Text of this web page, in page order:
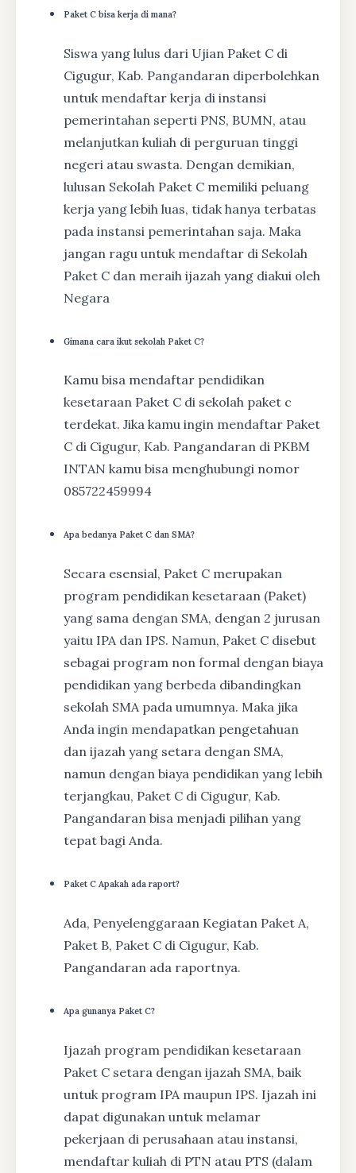
Paket C bisa kerja di mana?
Siswa yang lulus dari Ujian Paket C di
Cigugur, Kab. Pangandaran diperbolehkan
untuk mendaftar kerja di instansi
pemerintahan seperti PNS, BUMN, atau
melanjutkan kuliah di perguruan tinggi
negeri atau swasta. Dengan demikian,
lulusan Sekolah Paket C memiliki peluang
kerja yang lebih luas, tidak hanya terbatas
pada instansi pemerintahan saja. Maka
jangan ragu untuk mendaftar di Sekolah
Paket C dan meraih ijazah yang diakui oleh
Negara
Gimana cara ikut sekolah Paket C?
Kamu bisa mendaftar pendidikan
kesetaraan Paket C di sekolah paket c
terdekat. Jika kamu ingin mendaftar Paket
C di Cigugur, Kab. Pangandaran di PKBM
INTAN kamu bisa menghubungi nomor
085722459994
Apa bedanya Paket C dan SMA?
Secara esensial, Paket C merupakan
program pendidikan kesetaraan (Paket)
yang sama dengan SMA, dengan 2 jurusan
yaitu IPA dan IPS. Namun, Paket C disebut
sebagai program non formal dengan biaya
pendidikan yang berbeda dibandingkan
sekolah SMA pada umumnya. Maka jika
Anda ingin mendapatkan pengetahuan
dan ijazah yang setara dengan SMA,
namun dengan biaya pendidikan yang lebih
terjangkau, Paket C di Cigugur, Kab.
Pangandaran bisa menjadi pilihan yang
tepat bagi Anda.
Paket C Apakah ada raport?
Ada, Penyelenggaraan Kegiatan Paket A,
Paket B, Paket C di Cigugur, Kab.
Pangandaran ada raportnya.
Apa gunanya Paket C?
Ijazah program pendidikan kesetaraan
Paket C setara dengan ijazah SMA, baik
untuk program IPA maupun IPS. Ijazah ini
dapat digunakan untuk melamar
pekerjaan di perusahaan atau instansi,
mendaftar kuliah di PTN atau PTS (dalam